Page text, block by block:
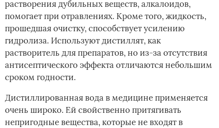
растворения дубильных веществ, алкалоидов,
помогает при отравлениях. Кроме того, жидкость,
прошедшая очистку, способствует усилению
гидролиза. Используют дистиллят, как
растворитель для препаратов, но из-за отсутствия
антисептического эффекта отличаются небольшим
сроком годности.
Дистиллированная вода в медицине применяется
очень широко. Ей свойственно притягивать
непригодные вещества, которые не входят в